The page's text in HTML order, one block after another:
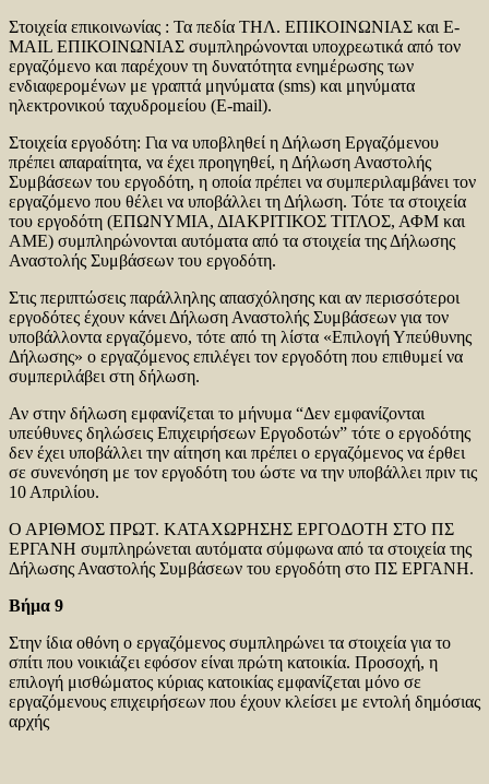
Στοιχεία επικοινωνίας : Τα πεδία ΤΗΛ. ΕΠΙΚΟΙΝΩΝΙΑΣ και E-
MAIL ΕΠΙΚΟΙΝΩΝΙΑΣ συμπληρώνονται υποχρεωτικά από τον
εργαζόμενο και παρέχουν τη δυνατότητα ενημέρωσης των
ενδιαφερομένων με γραπτά μηνύματα (sms) και μηνύματα
ηλεκτρονικού ταχυδρομείου (E-mail).
Στοιχεία εργοδότη: Για να υποβληθεί η Δήλωση Εργαζόμενου
πρέπει απαραίτητα, να έχει προηγηθεί, η Δήλωση Αναστολής
Συμβάσεων του εργοδότη, η οποία πρέπει να συμπεριλαμβάνει τον
εργαζόμενο που θέλει να υποβάλλει τη Δήλωση. Τότε τα στοιχεία
του εργοδότη (ΕΠΩΝΥΜΙΑ, ΔΙΑΚΡΙΤΙΚΟΣ ΤΙΤΛΟΣ, ΑΦΜ και
ΑΜΕ) συμπληρώνονται αυτόματα από τα στοιχεία της Δήλωσης
Αναστολής Συμβάσεων του εργοδότη.
Στις περιπτώσεις παράλληλης απασχόλησης και αν περισσότεροι
εργοδότες έχουν κάνει Δήλωση Αναστολής Συμβάσεων για τον
υποβάλλοντα εργαζόμενο, τότε από τη λίστα «Επιλογή Υπεύθυνης
Δήλωσης» ο εργαζόμενος επιλέγει τον εργοδότη που επιθυμεί να
συμπεριλάβει στη δήλωση.
Αν στην δήλωση εμφανίζεται το μήνυμα “Δεν εμφανίζονται
υπεύθυνες δηλώσεις Επιχειρήσεων Εργοδοτών” τότε ο εργοδότης
δεν έχει υποβάλλει την αίτηση και πρέπει ο εργαζόμενος να έρθει
σε συνενόηση με τον εργοδότη του ώστε να την υποβάλλει πριν τις
10 Απριλίου.
Ο ΑΡΙΘΜΟΣ ΠΡΩΤ. ΚΑΤΑΧΩΡΗΣΗΣ ΕΡΓΟΔΟΤΗ ΣΤΟ ΠΣ
ΕΡΓΑΝΗ συμπληρώνεται αυτόματα σύμφωνα από τα στοιχεία της
Δήλωσης Αναστολής Συμβάσεων του εργοδότη στο ΠΣ ΕΡΓΑΝΗ.
Βήμα 9
Στην ίδια οθόνη ο εργαζόμενος συμπληρώνει τα στοιχεία για το
σπίτι που νοικιάζει εφόσον είναι πρώτη κατοικία. Προσοχή, η
επιλογή μισθώματος κύριας κατοικίας εμφανίζεται μόνο σε
εργαζόμενους επιχειρήσεων που έχουν κλείσει με εντολή δημόσιας
αρχής